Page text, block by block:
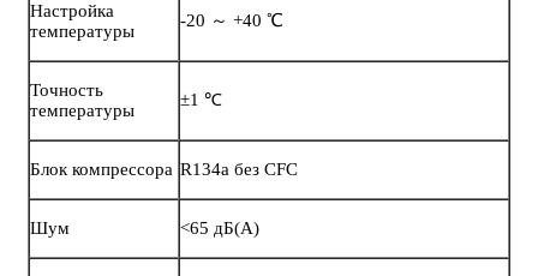
Настройка
температуры
-20 ～ +40 ℃
Точность
температуры
±1 ℃
Блок компрессора R134a без CFC
Шум <65 дБ(А)